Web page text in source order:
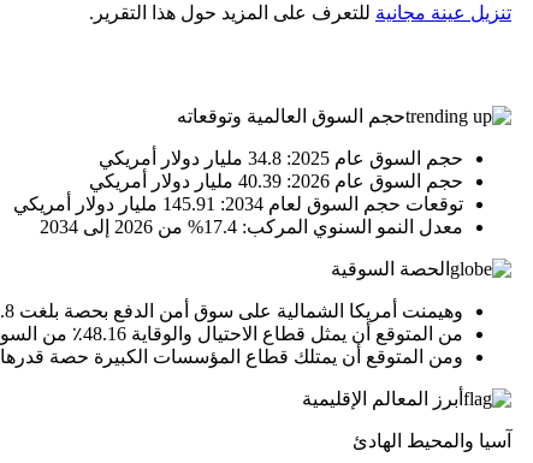
تنزيل عينة مجانية للتعرف على المزيد حول هذا التقرير.
حجم السوق العالمية وتوقعاته
حجم السوق عام 2025: 34.8 مليار دولار أمريكي
حجم السوق عام 2026: 40.39 مليار دولار أمريكي
توقعات حجم السوق لعام 2034: 145.91 مليار دولار أمريكي
معدل النمو السنوي المركب: 17.4% من 2026 إلى 2034
الحصة السوقية
وهيمنت أمريكا الشمالية على سوق أمن الدفع بحصة بلغت 35.8% في عام 2025.
من المتوقع أن يمثل قطاع الاحتيال والوقاية 48.16٪ من السوق في عام 2026.
ومن المتوقع أن يمتلك قطاع المؤسسات الكبيرة حصة قدرها 53.33% في عام 2026.
أبرز المعالم الإقليمية
آسيا والمحيط الهادئ